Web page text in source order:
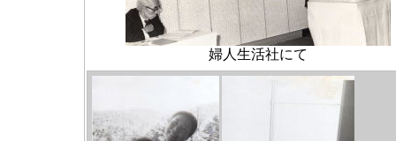
婦人生活社にて